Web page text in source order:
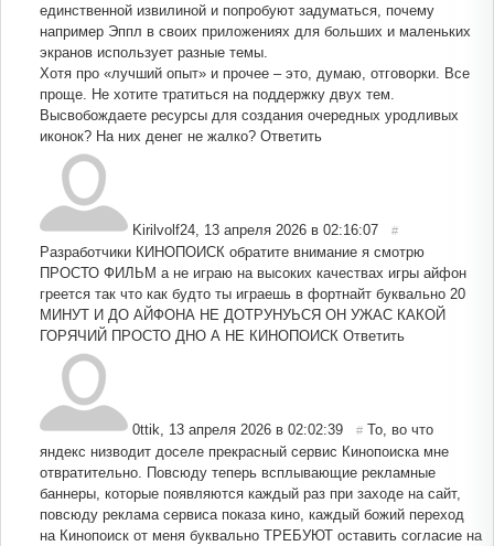
единственной извилиной и попробуют задуматься, почему
например Эппл в своих приложениях для больших и маленьких
экранов использует разные темы.
Хотя про «лучший опыт» и прочее – это, думаю, отговорки. Все
проще. Не хотите тратиться на поддержку двух тем.
Высвобождаете ресурсы для создания очередных уродливых
иконок? На них денег не жалко? Ответить
Kirilvolf24, 13 апреля 2026 в 02:16:07 #
Разработчики КИНОПОИСК обратите внимание я смотрю
ПРОСТО ФИЛЬМ а не играю на высоких качествах игры айфон
греется так что как будто ты играешь в фортнайт буквально 20
МИНУТ И ДО АЙФОНА НЕ ДОТРУНУЬСЯ ОН УЖАС КАКОЙ
ГОРЯЧИЙ ПРОСТО ДНО А НЕ КИНОПОИСК Ответить
0ttik, 13 апреля 2026 в 02:02:39 # То, во что
яндекс низводит доселе прекрасный сервис Кинопоиска мне
отвратительно. Повсюду теперь всплывающие рекламные
баннеры, которые появляются каждый раз при заходе на сайт,
повсюду реклама сервиса показа кино, каждый божий переход
на Кинопоиск от меня буквально ТРЕБУЮТ оставить согласие на